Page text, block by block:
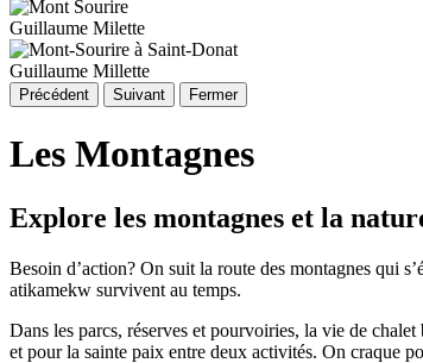
Guillaume Milette
Guillaume Millette
Précédent Suivant Fermer
Les Montagnes
Explore les montagnes et la
Besoin d’action? On suit la route des montagnes qui
atikamekw survivent au temps.
Dans les parcs, réserves et pourvoiries, la vie de
et pour la sainte paix entre deux activités. On craque